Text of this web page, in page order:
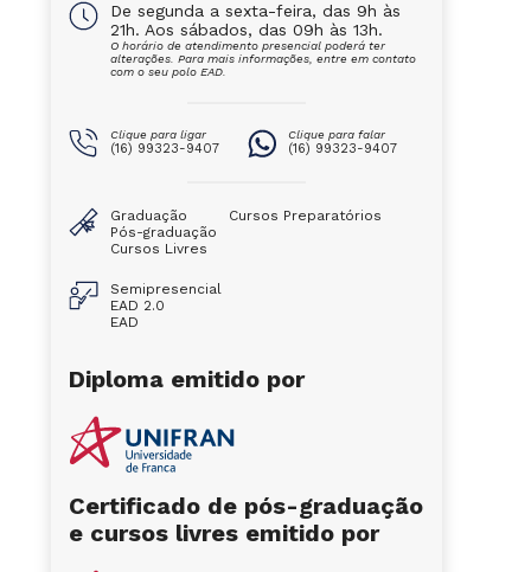
De segunda a sexta-feira, das 9h às
21h. Aos sábados, das 09h às 13h.
O horário de atendimento presencial poderá ter
alterações. Para mais informações, entre em contato
com o seu polo EAD.
Clique para ligar
(16) 99323-9407
Clique para falar
(16) 99323-9407
Graduação
Pós-graduação
Cursos Livres
Cursos Preparatórios
Semipresencial
EAD 2.0
EAD
Diploma emitido por
Certificado de pós-graduação
e cursos livres emitido por